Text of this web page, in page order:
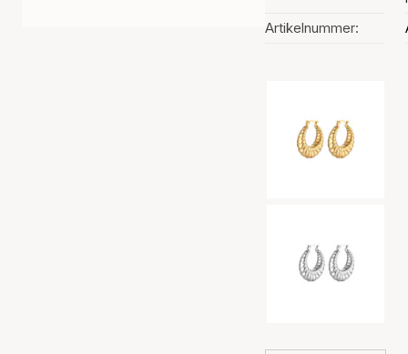
Artikelnummer: